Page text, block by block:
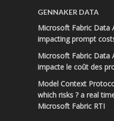
GENNAKER DATA
Microsoft Fabric Data
impacting prompt
Microsoft Fabric Data
impacte le coût des
Model Context
which risks ? a real
Microsoft Fabric RTI